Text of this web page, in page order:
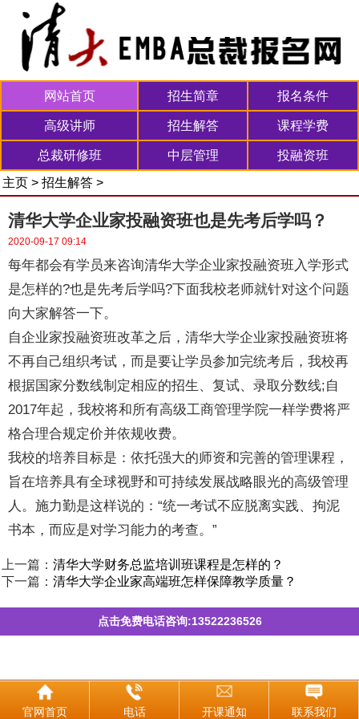
网站首页 招生简章 报名条件
高级讲师 招生解答 课程学费
总裁研修班 中层管理
投融资班
主页 > 招生解答 >
清华大学企业家投融资班也是先考后学吗？
2020-09-17 09:14
每年都会有学员来咨询清华大学企业家投融资班入学形式
是怎样的?也是先考后学吗?下面我校老师就针对这个问题
向大家解答一下。
自企业家投融资班改革之后，清华大学企业家投融资班将
不再自己组织考试，而是要让学员参加完统考后，我校再
根据国家分数线制定相应的招生、复试、录取分数线;自
2017年起，我校将和所有高级工商管理学院一样学费将严
格合理合规定价并依规收费。
我校的培养目标是：依托强大的师资和完善的管理课程，
旨在培养具有全球视野和可持续发展战略眼光的高级管理
人。施力勤是这样说的：“统一考试不应脱离实践、拘泥
书本，而应是对学习能力的考查。”
上一篇：清华大学财务总监培训班课程是怎样的？
下一篇：清华大学企业家高端班怎样保障教学质量？
点击免费电话咨询:13522236526
官网首页 电话 开课通知 联系我们